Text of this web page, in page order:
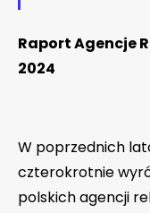
Raport Agencje
2024
W poprzednich
czterokrotnie
polskich agencji